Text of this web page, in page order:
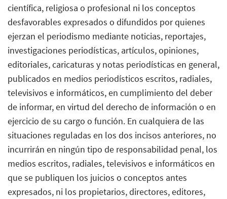
científica, religiosa o profesional ni los conceptos
desfavorables expresados o difundidos por quienes
ejerzan el periodismo mediante noticias, reportajes,
investigaciones periodísticas, artículos, opiniones,
editoriales, caricaturas y notas periodísticas en general,
publicados en medios periodísticos escritos, radiales,
televisivos e informáticos, en cumplimiento del deber
de informar, en virtud del derecho de información o en
ejercicio de su cargo o función. En cualquiera de las
situaciones reguladas en los dos incisos anteriores, no
incurrirán en ningún tipo de responsabilidad penal, los
medios escritos, radiales, televisivos e informáticos en
que se publiquen los juicios o conceptos antes
expresados, ni los propietarios, directores, editores,